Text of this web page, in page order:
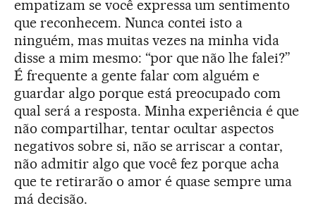
empatizam se você expressa um sentimento
que reconhecem. Nunca contei isto a
ninguém, mas muitas vezes na minha vida
disse a mim mesmo: “por que não lhe falei?”
É frequente a gente falar com alguém e
guardar algo porque está preocupado com
qual será a resposta. Minha experiência é que
não compartilhar, tentar ocultar aspectos
negativos sobre si, não se arriscar a contar,
não admitir algo que você fez porque acha
que te retirarão o amor é quase sempre uma
má decisão.